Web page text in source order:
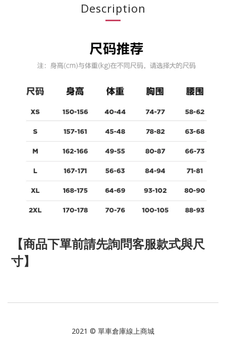
Description
【商品下單前請先詢問客服款式與尺
寸】
2021 © 單車倉庫線上商城